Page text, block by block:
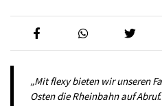
„Mit flexy bieten wir unseren
Osten die Rheinbahn auf